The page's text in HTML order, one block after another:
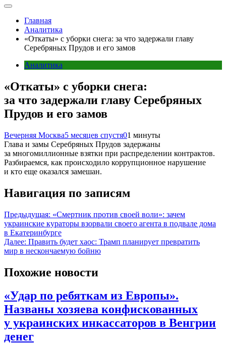
Главная
Аналитика
«Откаты» с уборки снега: за что задержали главу
Серебряных Прудов и его замов
Аналитика
«Откаты» с уборки снега:
за что задержали главу Серебряных
Прудов и его замов
Вечерняя Москва5 месяцев спустя01 минуты
Глава и замы Серебряных Прудов задержаны
за многомиллионные взятки при распределении контрактов.
Разбираемся, как происходило коррупционное нарушение
и кто еще оказался замешан.
Навигация по записям
Предыдущая: «Смертник против своей воли»: зачем
украинские кураторы взорвали своего агента в подвале дома
в Екатеринбурге
Далее: Править будет хаос: Трамп планирует превратить
мир в нескончаемую бойню
Похожие новости
«Удар по ребяткам из Европы».
Названы хозяева конфискованных
у украинских инкассаторов в Венгрии
денег